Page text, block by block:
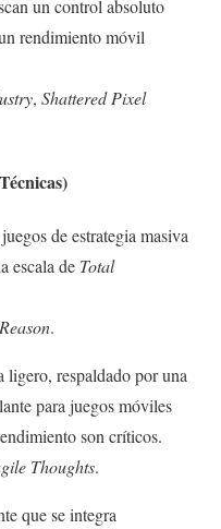
un control absoluto
rendimiento móvil
, Shattered Pixel
de estrategia masiva
escala de Total
.
respaldado por una
para juegos móviles
son críticos.
Thoughts.
que se integra